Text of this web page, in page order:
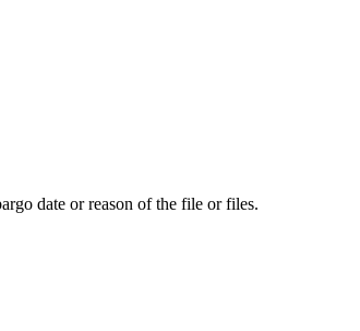
date or reason of the file or files.